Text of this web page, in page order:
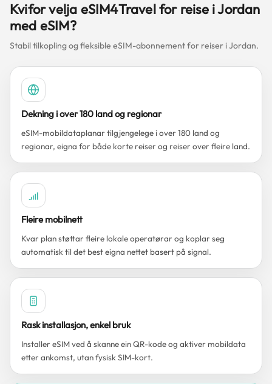
Kvifor velja eSIM4Travel for reise i Jordan
med eSIM?
Stabil tilkopling og fleksible eSIM-abonnement for reiser i Jordan.
Dekning i over 180 land og regionar
eSIM-mobildataplanar tilgjengelege i over 180 land og
regionar, eigna for både korte reiser og reiser over fleire land.
Fleire mobilnett
Kvar plan støttar fleire lokale operatørar og koplar seg
automatisk til det best eigna nettet basert på signal.
Rask installasjon, enkel bruk
Installer eSIM ved å skanne ein QR-kode og aktiver mobildata
etter ankomst, utan fysisk SIM-kort.